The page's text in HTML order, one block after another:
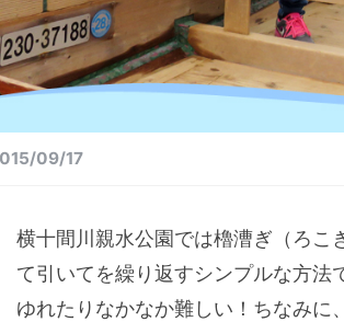
09/17
横十間川親水公園では櫓漕ぎ（ろこ
て引いてを繰り返すシンプルな方法
ゆれたりなかなか難しい！ちなみに